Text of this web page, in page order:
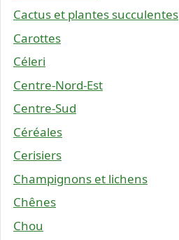
Cactus et plantes succulentes
Carottes
Céleri
Centre-Nord-Est
Centre-Sud
Céréales
Cerisiers
Champignons et lichens
Chênes
Chou